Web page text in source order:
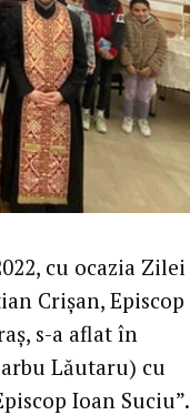
cu ocazia Zilei
Crișan, Episcop
s-a aflat în
Lăutaru) cu
Ioan Suciu”.